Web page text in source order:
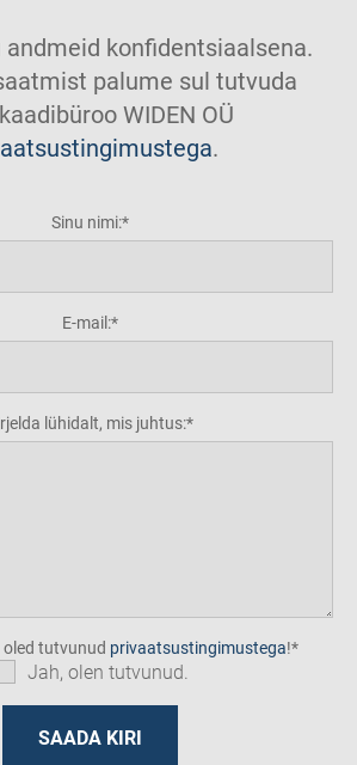
andmeid konfidentsiaalsena.
palume sul tutvuda
WIDEN OÜ
.
Sinu nimi:
E-mail:
lühidalt, mis juhtus:
tutvunud privaatsustingimustega!
Jah, olen tutvunud.